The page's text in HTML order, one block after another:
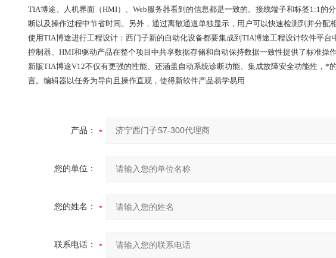
TIA博途、人机界面（HMI）、Web服务器看到的信息都是一致的。接线端子和标签1:1的
断以及操作过程中节省时间。另外，通过离散通道单独显示，用户可以快速检测到并分配
使用TIA博途进行工程设计：西门子新的自动化设备都要集成到TIA博途工程设计软件平台
控制器、HMI和驱动产品在整个项目中共享数据存储和自动保持数据一致性提供了标准操
新版TIA博途V12不仅有更强的性能、还涵盖自动系统诊断功能、集成故障安全功能性，*
言。编辑器以任务为导向且操作直观，使得新软件产品易学易用
产品：
您的单位：
您的姓名：
联系电话：